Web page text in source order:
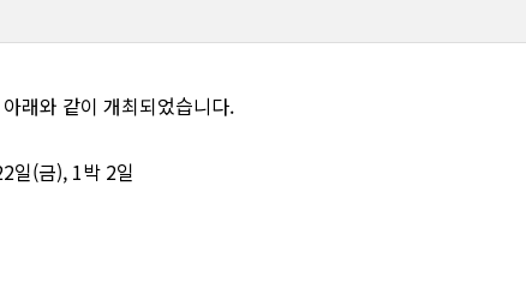
래와 같이 개최되었습니다.
일(금), 1박 2일